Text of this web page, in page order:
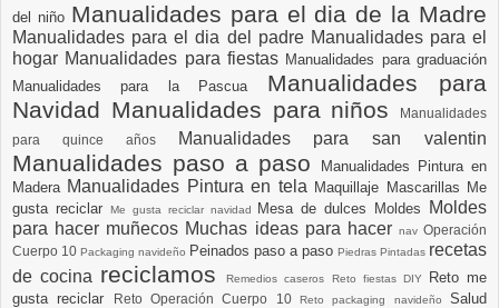
del niño Manualidades para el dia de la Madre
Manualidades para el dia del padre Manualidades para el
hogar Manualidades para fiestas Manualidades para graduación
Manualidades para la Pascua Manualidades para
Navidad Manualidades para niños
Manualidades
para quince años
Manualidades para san valentin
Manualidades paso a paso
Manualidades Pintura en
Madera Manualidades Pintura en tela Maquillaje Mascarillas Me
gusta reciclar
Me gusta reciclar navidad Mesa de dulces Moldes
Moldes
para hacer muñecos Muchas ideas para hacer nav Operación
Cuerpo 10 Packaging navideño Peinados paso a paso Piedras Pintadas recetas
de cocina reciclamosRemedios caseros Reto fiestas DIY
Reto me
gusta reciclar
Reto Operación Cuerpo 10Reto packaging navideñoSalud